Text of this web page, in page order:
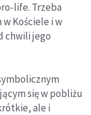
life. Trzeba
Kościele i w
chwili jego
się w pobliżu
ale i